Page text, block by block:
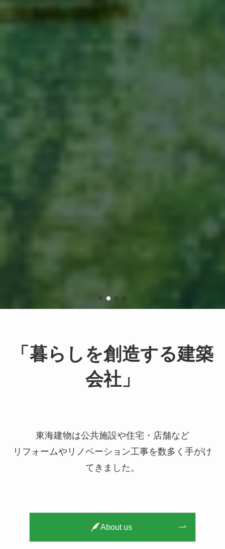
「暮らしを創造する建築
会社」
東海建物は公共施設や住宅・店舗など
リフォームやリノベーション工事を数多く手がけ
てきました。
About us